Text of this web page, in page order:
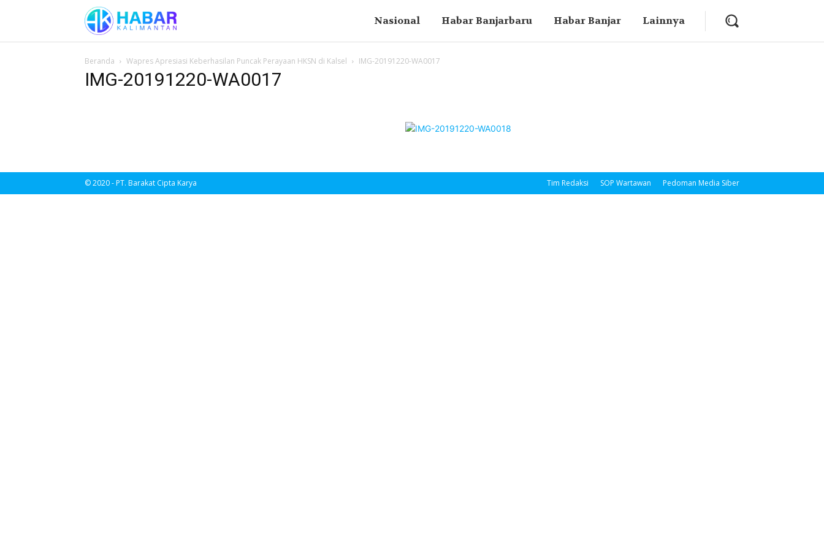
Nasional Habar Banjarbaru Habar Banjar Lainnya
Beranda Wapres Apresiasi Keberhasilan Puncak Perayaan HKSN di Kalsel IMG-20191220-WA0017
IMG-20191220-WA0017
Tim Redaksi SOP Wartawan Pedoman Media Siber
© 2020 - PT. Barakat Cipta Karya